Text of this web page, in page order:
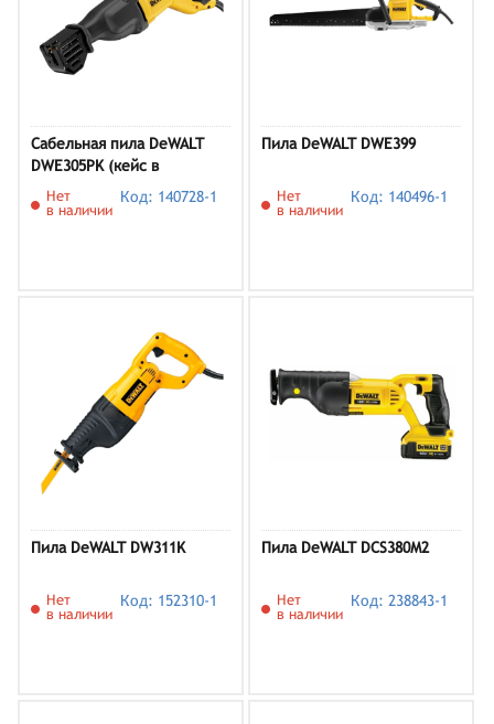
Сабельная пила DeWALT
DWE305PK (кейс в
комплекте)
Нет
в наличии
Код: 140728-1
Пила DeWALT DWE399
Нет
в наличии
Код: 140496-1
Пила DeWALT DW311K
Нет
в наличии
Код: 152310-1
Пила DeWALT DCS380М2
Нет
в наличии
Код: 238843-1